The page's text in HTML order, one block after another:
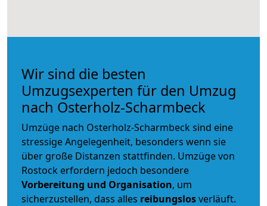
Wir sind die besten
Umzugsexperten für den Umzug
nach Osterholz-Scharmbeck
Umzüge nach Osterholz-Scharmbeck sind eine
stressige Angelegenheit, besonders wenn sie
über große Distanzen stattfinden. Umzüge von
Rostock erfordern jedoch besondere
Vorbereitung und Organisation, um
sicherzustellen, dass alles reibungslosverläuft.